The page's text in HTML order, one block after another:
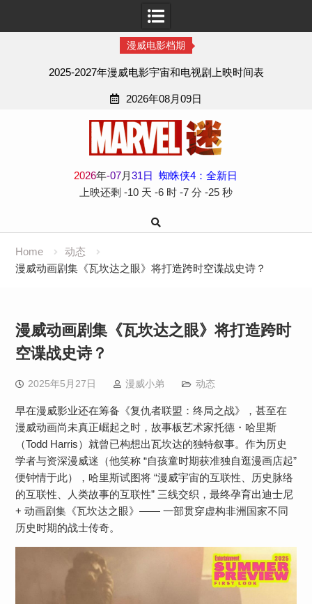
漫威电影档期
2025-2027年漫威电影宇宙和电视剧上映时间表
2026年08月09日
2026年-07月31日
蜘蛛侠4：全新日
上映还剩 -10 天 -6 时 -7 分 -26 秒
Home
动态
漫威动画剧集《瓦坎达之眼》将打造跨时空谍战史诗？
漫威动画剧集《瓦坎达之眼》将打造跨时
空谍战史诗？
2025年5月27日 漫威小弟 动态
早在漫威影业还在筹备《复仇者联盟：终局之战》，甚至在
漫威动画尚未真正崛起之时，故事板艺术家托德・哈里斯
（Todd Harris）就曾已构想出瓦坎达的独特叙事。作为历史
学者与资深漫威迷（他笑称 “自孩童时期获准独自逛漫画店起”
便钟情于此），哈里斯试图将 “漫威宇宙的互联性、历史脉络
的互联性、人类故事的互联性” 三线交织，最终孕育出迪士尼
+ 动画剧集《瓦坎达之眼》—— 一部贯穿虚构非洲国家不同
历史时期的战士传奇。